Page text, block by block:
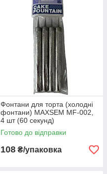
Фонтани для торта (холодні
фонтани) MAXSEM MF-002,
4 шт (60 секунд)
Готово до відправки
108 ₴/упаковка